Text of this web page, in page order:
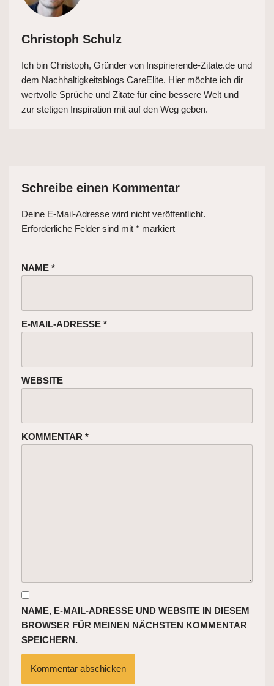
Christoph Schulz
Ich bin Christoph, Gründer von Inspirierende-Zitate.de und
dem Nachhaltigkeitsblogs CareElite. Hier möchte ich dir
wertvolle Sprüche und Zitate für eine bessere Welt und
zur stetigen Inspiration mit auf den Weg geben.
Schreibe einen Kommentar
Deine E-Mail-Adresse wird nicht veröffentlicht.
Erforderliche Felder sind mit * markiert
NAME *
E-MAIL-ADRESSE *
WEBSITE
KOMMENTAR *
NAME, E-MAIL-ADRESSE UND WEBSITE IN DIESEM
BROWSER FÜR MEINEN NÄCHSTEN KOMMENTAR
SPEICHERN.